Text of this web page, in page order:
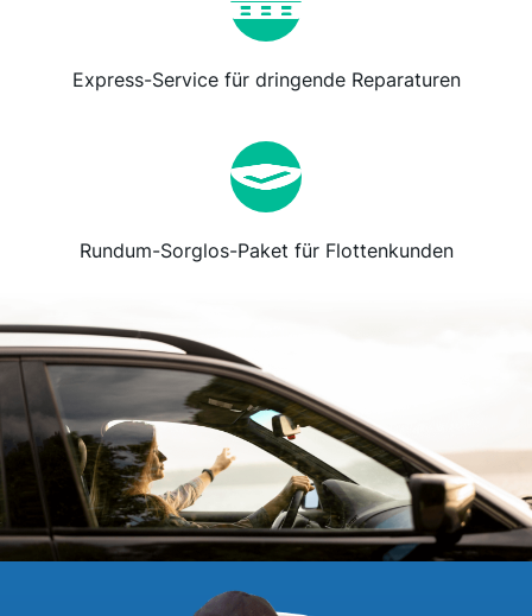
Express-Service für dringende Reparaturen
Rundum-Sorglos-Paket für Flottenkunden